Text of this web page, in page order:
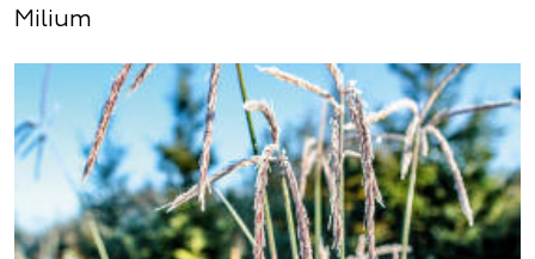
Milium